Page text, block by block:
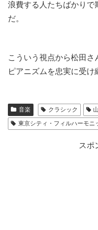
浪費する人たちばかりで
だ。
こういう視点から松田
ピアニズムを忠実に受け
音楽 クラシック
東京シティ・フィルハーモニ
スポ